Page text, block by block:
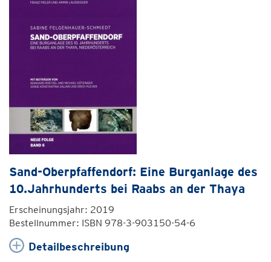
Sand-Oberpfaffendorf: Eine Burganlage des
10.Jahrhunderts bei Raabs an der Thaya
Erscheinungsjahr: 2019
Bestellnummer: ISBN 978-3-903150-54-6
Detailbeschreibung